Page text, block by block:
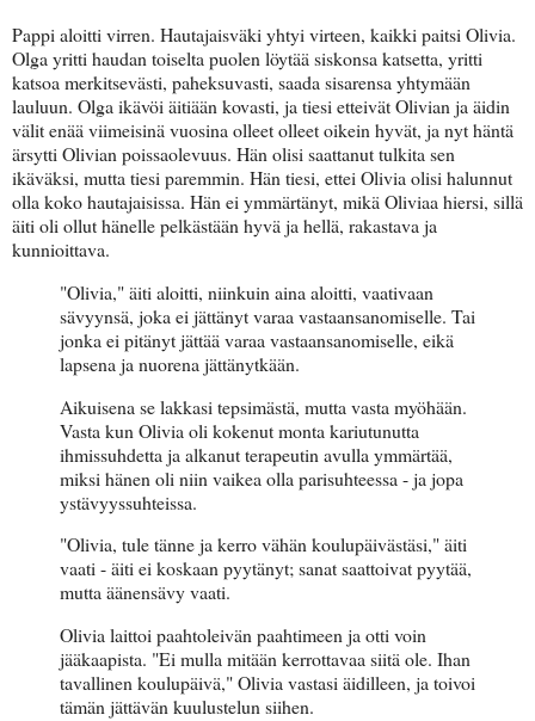
Pappi aloitti virren. Hautajaisväki yhtyi virteen, kaikki paitsi Olivia.
Olga yritti haudan toiselta puolen löytää siskonsa katsetta, yritti
katsoa merkitsevästi, paheksuvasti, saada sisarensa yhtymään
lauluun. Olga ikävöi äitiään kovasti, ja tiesi etteivät Olivian ja äidin
välit enää viimeisinä vuosina olleet olleet oikein hyvät, ja nyt häntä
ärsytti Olivian poissaolevuus. Hän olisi saattanut tulkita sen
ikäväksi, mutta tiesi paremmin. Hän tiesi, ettei Olivia olisi halunnut
olla koko hautajaisissa. Hän ei ymmärtänyt, mikä Oliviaa hiersi, sillä
äiti oli ollut hänelle pelkästään hyvä ja hellä, rakastava ja
kunnioittava.
"Olivia," äiti aloitti, niinkuin aina aloitti, vaativaan
sävyynsä, joka ei jättänyt varaa vastaansanomiselle. Tai
jonka ei pitänyt jättää varaa vastaansanomiselle, eikä
lapsena ja nuorena jättänytkään.
Aikuisena se lakkasi tepsimästä, mutta vasta myöhään.
Vasta kun Olivia oli kokenut monta kariutunutta
ihmissuhdetta ja alkanut terapeutin avulla ymmärtää,
miksi hänen oli niin vaikea olla parisuhteessa - ja jopa
ystävyyssuhteissa.
"Olivia, tule tänne ja kerro vähän koulupäivästäsi," äiti
vaati - äiti ei koskaan pyytänyt; sanat saattoivat pyytää,
mutta äänensävy vaati.
Olivia laittoi paahtoleivän paahtimeen ja otti voin
jääkaapista. "Ei mulla mitään kerrottavaa siitä ole. Ihan
tavallinen koulupäivä," Olivia vastasi äidilleen, ja toivoi
tämän jättävän kuulustelun siihen.